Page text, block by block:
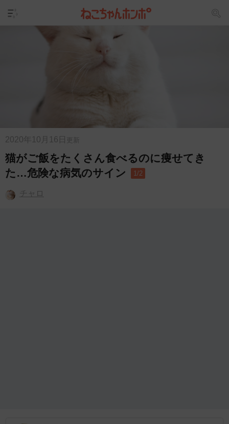
2020年10月16日 更新
猫がご飯をたくさん食べるのに痩せてき
た…危険な病気のサイン
1/2
チャロ